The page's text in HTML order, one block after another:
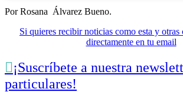
Por Rosana Álvarez Bueno.
Si quieres recibir noticias como esta y otras
directamente en tu email
¡Suscríbete a nuestra
particulares!